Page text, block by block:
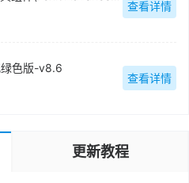
查看详情
色版-v8.6
查看详情
更新教程